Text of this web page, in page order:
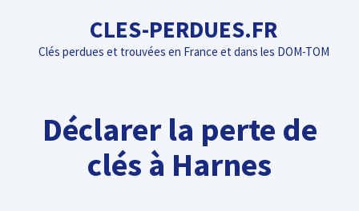
contenu
CLES-PERDUES.FR
Clés perdues et trouvées en France et dans les DOM-TOM
Déclarer la perte de
clés à Harnes